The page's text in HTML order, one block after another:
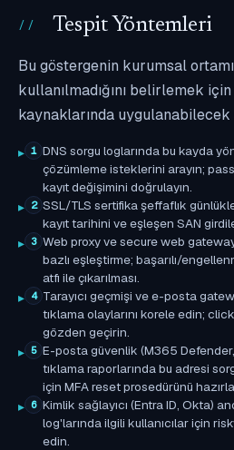
Tespit Yöntemleri
Bu göstergenin kurumsal
kullanılmadığını belirlemek
kaynaklarında
1 DNS sorgu loglarında bu kayda
çözümleme isteklerini arayın;
kayıt değişimini doğrulayın.
2 SSL/TLS sertifika şeffaflık
kayıt tarihini ve eşleşen SAN
3 Web proxy ve secure web
bazlı eşleştirme; başarılı/
atfı ile çıkarılması.
4 Tarayıcı geçmişi ve e-posta
tıklama olaylarını korele edin;
gözden geçirin.
5 E-posta güvenlik (M365
tıklama raporlarında bu adresi
için MFA reset prosedürünü
6 Kimlik sağlayıcı (Entra ID, Okta)
log'larında ilgili kullanıcılar için
edin.